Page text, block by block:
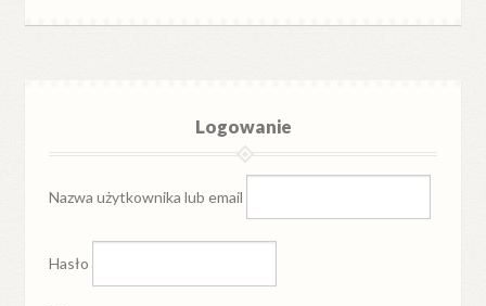
Logowanie
Nazwa użytkownika lub email
Hasło